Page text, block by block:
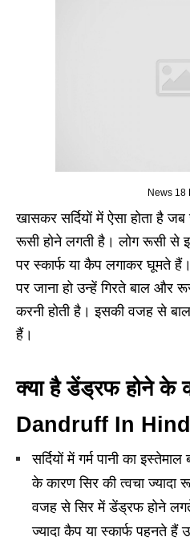
News 18
खासकर सर्दियों में ऐसा होता है
रूसी होने लगती है। लोग रूसी से
पर स्कार्फ या कैप लगाकर घूमते हैं।
पर जाना हो उन्हें गिरते बाल और
करनी होती है। इसकी वजह से
हैं।
क्या है डेंड्रफ होने
Dandruff In
सर्दियों में गर्म पानी का
के कारण सिर की त्वचा ज्यादा
वजह से सिर में डेंड्रफ होने
ज्यादा कैप या स्कार्फ पहनते हैं